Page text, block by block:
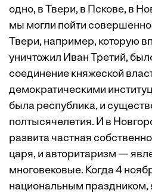
одно, в Твери, в Пскове, в
мы могли пойти
Твери, например, которую
уничтожил Иван Третий,
соединение княжеской
демократическими
была республика, и
полтысячелетия. И в
развита частная
царя, и авторитаризм —
многовековые. Когда 4
национальным праздником,